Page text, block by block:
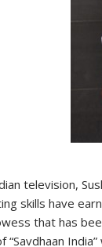
television,
skills have
that has
“Savdhaan